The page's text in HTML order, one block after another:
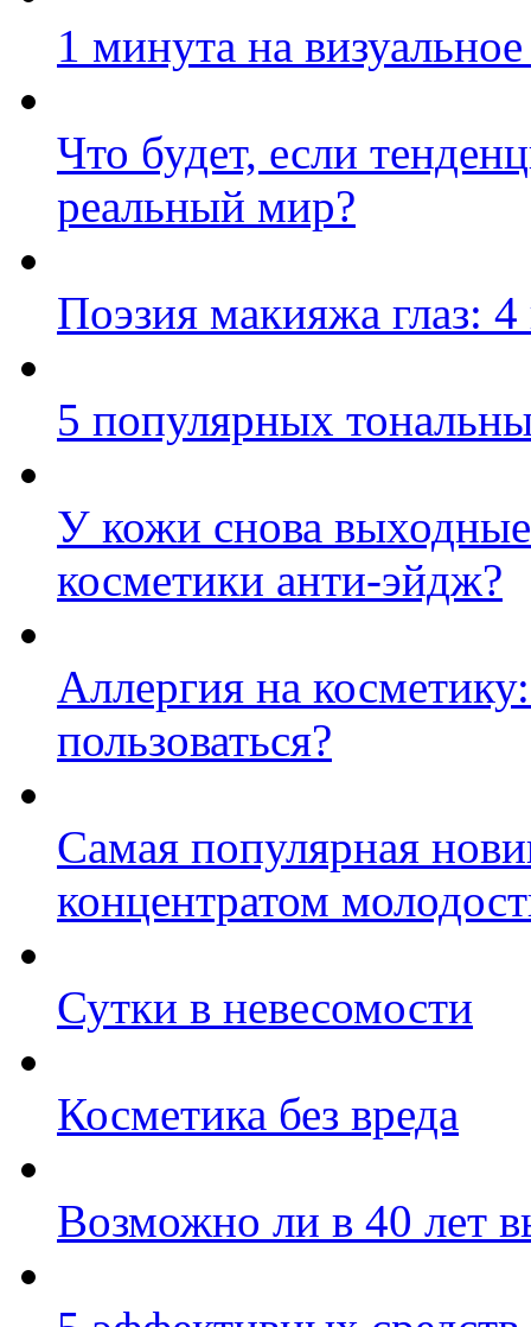
1 минута на
Что будет, если
реальный мир?
Поэзия макияжа глаз:
5 популярных
У кожи снова
косметики анти-эйдж?
Аллергия на
пользоваться?
Самая популярная
концентратом
Сутки в невесомости
Косметика без вреда
Возможно ли в 40 лет